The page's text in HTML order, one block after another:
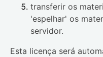
transferir os
'espelhar' os
servidor.
Esta licença será